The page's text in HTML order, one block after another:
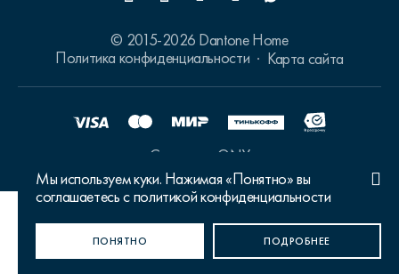
ДА, ВЕРНО НЕТ, ИЗМЕНИТЬ
Мы используем куки. Нажимая «Понятно» вы
соглашаетесь с политикой конфиденциальности
ПОНЯТНО ПОДРОБНЕЕ
© 2015-2026 Dantone Home
Политика конфиденциальности
Карта сайта
Сделано в ONY